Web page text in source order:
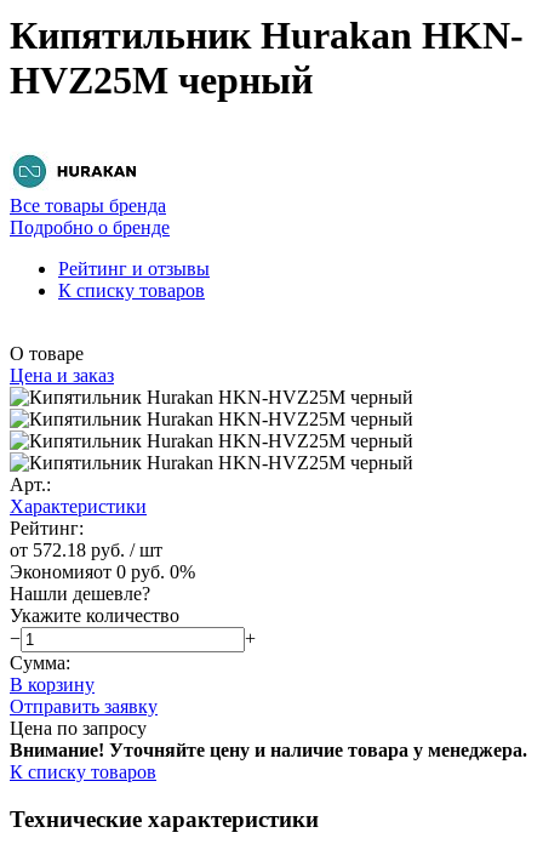
Кипятильник Hurakan HKN-
HVZ25M черный
Все товары бренда
Подробно о бренде
Рейтинг и отзывы
К списку товаров
О товаре
Цена и заказ
Арт.:
Характеристики
Рейтинг:
от 572.18 руб. / шт
Экономияот 0 руб. 0%
Нашли дешевле?
Укажите количество
−
+
Сумма:
В корзину
Отправить заявку
Цена по запросу
Внимание! Уточняйте цену и наличие товара у менеджера.
К списку товаров
Технические характеристики